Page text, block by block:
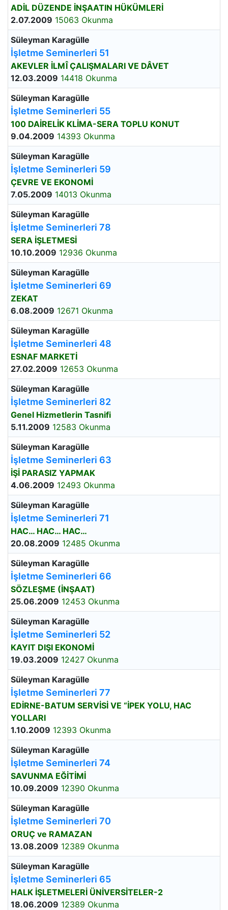
ADİL DÜZENDE İNŞAATIN HÜKÜMLERİ
2.07.2009 15063 Okunma
Süleyman Karagülle
İşletme Seminerleri 51
AKEVLER İLMÎ ÇALIŞMALARI VE DÂVET
12.03.2009 14418 Okunma
Süleyman Karagülle
İşletme Seminerleri 55
100 DAİRELİK KLİMA-SERA TOPLU KONUT
9.04.2009 14393 Okunma
Süleyman Karagülle
İşletme Seminerleri 59
ÇEVRE VE EKONOMİ
7.05.2009 14013 Okunma
Süleyman Karagülle
İşletme Seminerleri 78
SERA İŞLETMESİ
10.10.2009 12936 Okunma
Süleyman Karagülle
İşletme Seminerleri 69
ZEKAT
6.08.2009 12671 Okunma
Süleyman Karagülle
İşletme Seminerleri 48
ESNAF MARKETİ
27.02.2009 12653 Okunma
Süleyman Karagülle
İşletme Seminerleri 82
Genel Hizmetlerin Tasnifi
5.11.2009 12583 Okunma
Süleyman Karagülle
İşletme Seminerleri 63
İŞİ PARASIZ YAPMAK
4.06.2009 12493 Okunma
Süleyman Karagülle
İşletme Seminerleri 71
HAC… HAC… HAC…
20.08.2009 12485 Okunma
Süleyman Karagülle
İşletme Seminerleri 66
SÖZLEŞME (İNŞAAT)
25.06.2009 12453 Okunma
Süleyman Karagülle
İşletme Seminerleri 52
KAYIT DIŞI EKONOMİ
19.03.2009 12427 Okunma
Süleyman Karagülle
İşletme Seminerleri 77
EDİRNE-BATUM SERVİSİ VE “İPEK YOLU, HAC
YOLLARI
1.10.2009 12393 Okunma
Süleyman Karagülle
İşletme Seminerleri 74
SAVUNMA EĞİTİMİ
10.09.2009 12390 Okunma
Süleyman Karagülle
İşletme Seminerleri 70
ORUÇ ve RAMAZAN
13.08.2009 12389 Okunma
Süleyman Karagülle
İşletme Seminerleri 65
HALK İŞLETMELERİ ÜNİVERSİTELER-2
18.06.2009 12389 Okunma